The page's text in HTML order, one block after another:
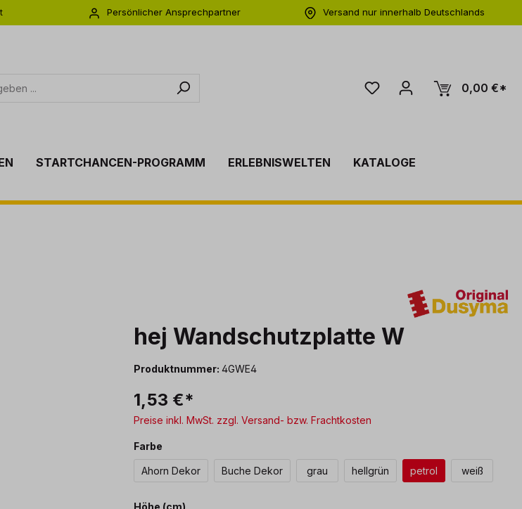
Persönlicher Ansprechpartner
Versand nur innerhalb Deutschlands
0,00 €*
STARTCHANCEN-PROGRAMM ERLEBNISWELTEN
KATALOGE
hej Wandschutzplatte W
Produktnummer:4GWE4
1,53 €*
Preise inkl. MwSt. zzgl. Versand- bzw. Frachtkosten
Farbe
Ahorn Dekor Buche Dekor grau hellgrün petrol weiß
Höhe (cm)